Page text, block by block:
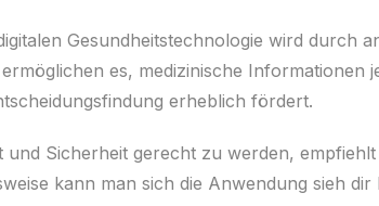
Gesundheitstechnologie wird durch
es, medizinische Informationen
erheblich fördert.
Sicherheit gerecht zu werden,
kann man sich die Anwendung sieh